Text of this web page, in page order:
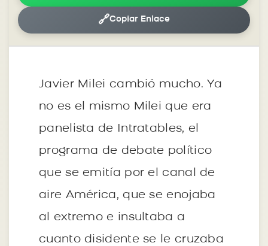
🔗Copiar Enlace
Javier Milei cambió mucho. Ya
no es el mismo Milei que era
panelista de Intratables, el
programa de debate político
que se emitía por el canal de
aire América, que se enojaba
al extremo e insultaba a
cuanto disidente se le cruzaba